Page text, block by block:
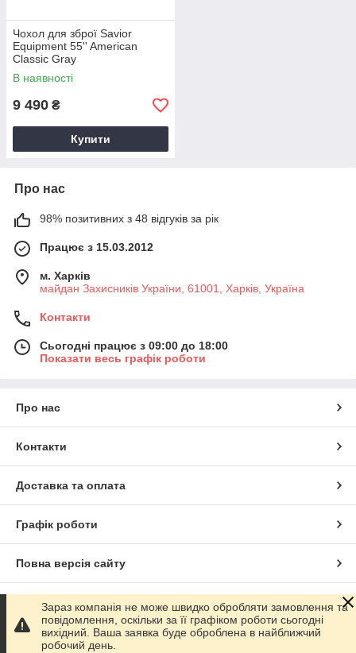
Чохол для зброї Savior
Equipment 55'' American
Classic Gray
В наявності
9 490 ₴
Купити
Про нас
98% позитивних з 48 відгуків за рік
Працює з 15.03.2012
м. Харків
майдан Захисників України, 61001, Харків, Україна
Контакти
Сьогодні працює з 09:00 до 18:00
Показати весь графік роботи
Про нас
Контакти
Доставка та оплата
Графік роботи
Повна версія сайту
Сайт створено на маркетплейсіProm.ua
Політика конфіденційності
Зараз компанія не може швидко обробляти замовлення та
повідомлення, оскільки за її графіком роботи сьогодні
вихідний. Ваша заявка буде оброблена в найближчий
робочий день.